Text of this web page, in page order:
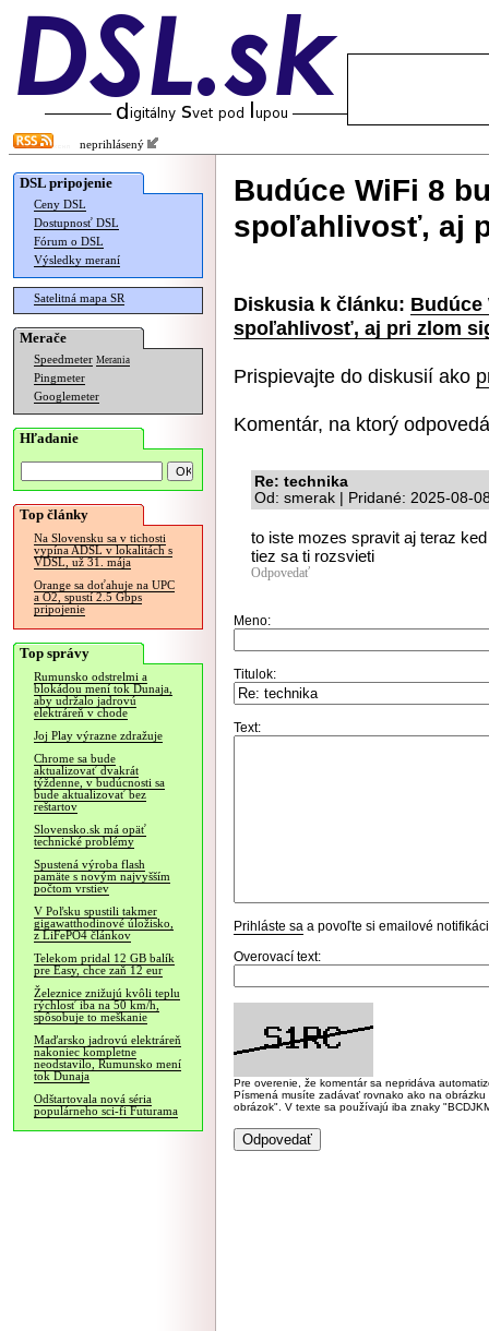
neprihlásený
DSL pripojenie
Ceny DSL
Dostupnosť DSL
Fórum o DSL
Výsledky meraní
Satelitná mapa SR
Merače
Speedmeter Merania
Pingmeter
Googlemeter
Hľadanie
Top články
Na Slovensku sa v tichosti
vypína ADSL v lokalitách s
VDSL, už 31. mája
Orange sa doťahuje na UPC
a O2, spustí 2.5 Gbps
pripojenie
Top správy
Rumunsko odstrelmi a
blokádou mení tok Dunaja,
aby udržalo jadrovú
elektráreň v chode
Joj Play výrazne zdražuje
Chrome sa bude
aktualizovať dvakrát
týždenne, v budúcnosti sa
bude aktualizovať bez
reštartov
Slovensko.sk má opäť
technické problémy
Spustená výroba flash
pamäte s novým najvyšším
počtom vrstiev
V Poľsku spustili takmer
gigawatthodinové úložisko,
z LiFePO4 článkov
Telekom pridal 12 GB balík
pre Easy, chce zaň 12 eur
Železnice znižujú kvôli teplu
rýchlosť iba na 50 km/h,
spôsobuje to meškanie
Maďarsko jadrovú elektráreň
nakoniec kompletne
neodstavilo, Rumunsko mení
tok Dunaja
Odštartovala nová séria
populárneho sci-fi Futurama
Budúce WiFi 8
spoľahlivosť, aj
Diskusia k článku: Budúce
spoľahlivosť, aj pri zlom
Prispievajte do diskusií ako
Komentár, na ktorý
Re: technika
Od: smerak | Pridané: 2025-08-
to iste mozes spravit aj teraz
tiez sa ti rozsvieti
Odpovedať
Meno:
Titulok:
Text:
Prihláste sa a povoľte si emailové
Overovací text:
Pre overenie, že komentár sa nepridáva
Písmená musíte zadávať rovnako ako na
obrázok". V texte sa používajú iba znaky